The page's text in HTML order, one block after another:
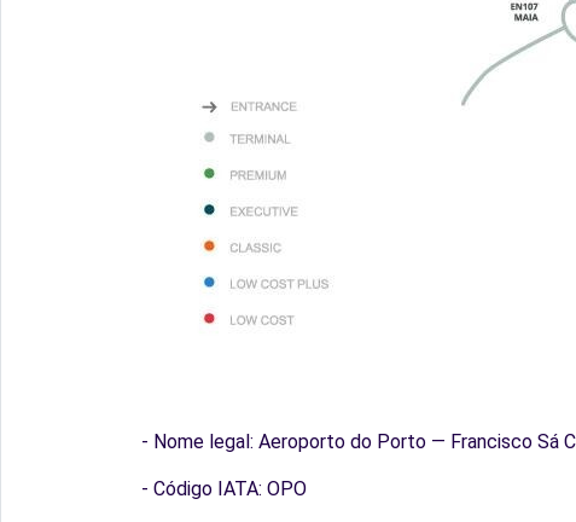
- Nome legal: Aeroporto do Porto — Francisco Sá
- Código IATA: OPO